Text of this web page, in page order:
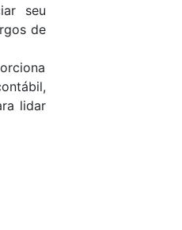
seu
de
lidar